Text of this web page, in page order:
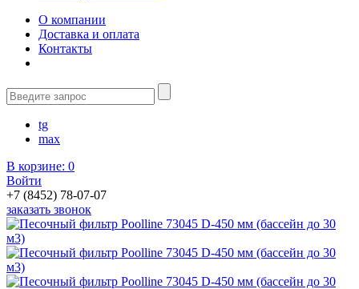
О компании
Доставка и оплата
Контакты
tg
max
В корзине: 0
Войти
+7 (8452) 78-07-07
заказать звонок